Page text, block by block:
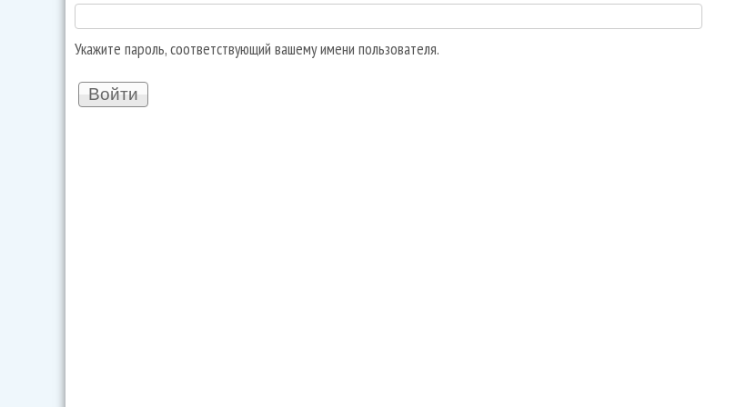
Укажите пароль, соответствующий вашему имени пользователя.